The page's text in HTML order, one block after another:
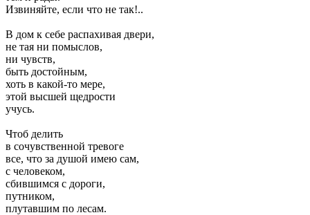
Извиняйте, если что не так!..
В дом к себе распахивая двери,
не тая ни помыслов,
ни чувств,
быть достойным,
хоть в какой-то мере,
этой высшей щедрости
учусь.
Чтоб делить
в сочувственной тревоге
все, что за душой имею сам,
с человеком,
сбившимся с дороги,
путником,
плутавшим по лесам.